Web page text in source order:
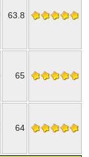
63.8
65
64